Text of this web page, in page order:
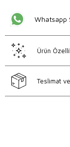
Whatsapp
Ürün
Teslimat